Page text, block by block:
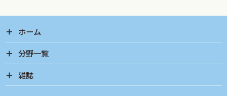
ホーム
分野一覧
雑誌